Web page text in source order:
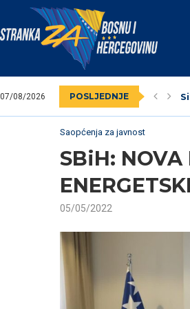
07/08/2026 POSLJEDNJE
Saopćenja za javnost
SBiH: NOVA
05/05/2022